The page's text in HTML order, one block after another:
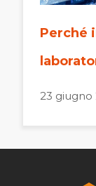
Perché
23 giugno